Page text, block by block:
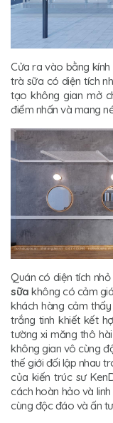
Cửa ra vào bằng kính
trà sữa có diện tích
tạo không gian mở
điểm nhấn và mang
Quán có diện tích
sữa không có cảm
khách hàng cảm
trắng tinh khiết kết
tường xi măng thô
không gian vô cùng
thế giới đối lập nhau
của kiến trúc sư
cách hoàn hảo và
cùng độc đáo và ấn